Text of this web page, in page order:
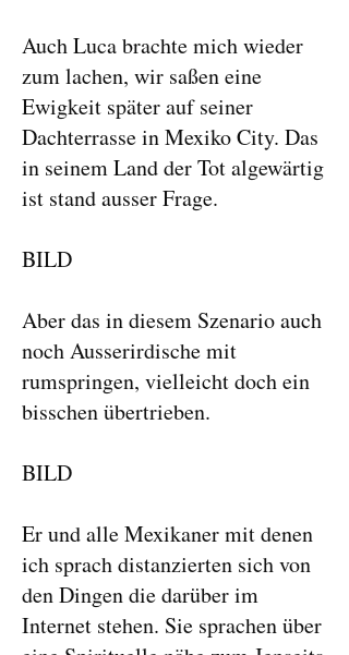
Auch Luca brachte mich wieder
zum lachen, wir saßen eine
Ewigkeit später auf seiner
Dachterrasse in Mexiko City. Das
in seinem Land der Tot algewärtig
ist stand ausser Frage.
BILD
Aber das in diesem Szenario auch
noch Ausserirdische mit
rumspringen, vielleicht doch ein
bisschen übertrieben.
BILD
Er und alle Mexikaner mit denen
ich sprach distanzierten sich von
den Dingen die darüber im
Internet stehen. Sie sprachen über